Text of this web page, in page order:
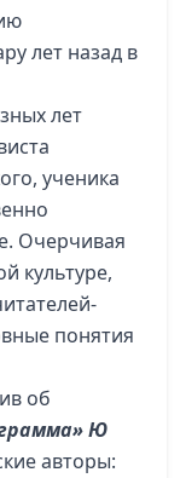
лет назад в
лет
ученика
Очерчивая
культуре,
понятия
об
Ю
авторы: